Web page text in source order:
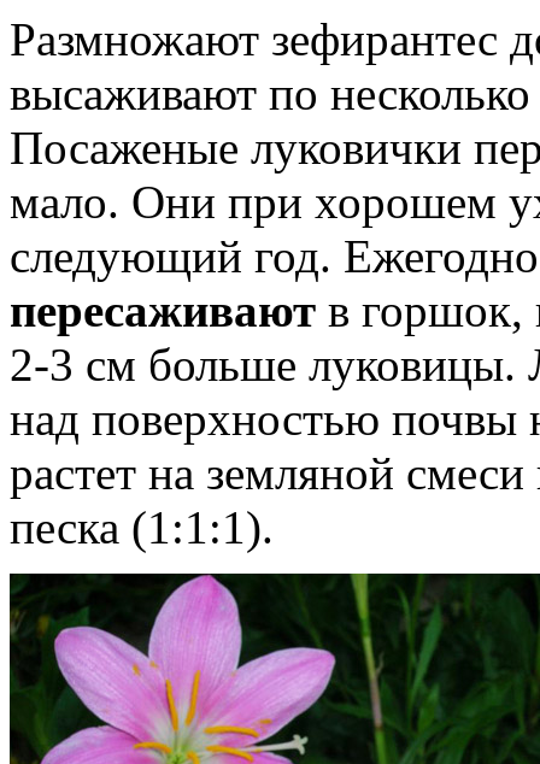
Размножают зефирантес
высаживают по
Посаженые луковички
мало. Они при хорошем
следующий год.
пересаживают в горшок,
2-3 см больше луковицы.
над поверхностью
растет на земляной
песка (1:1:1).